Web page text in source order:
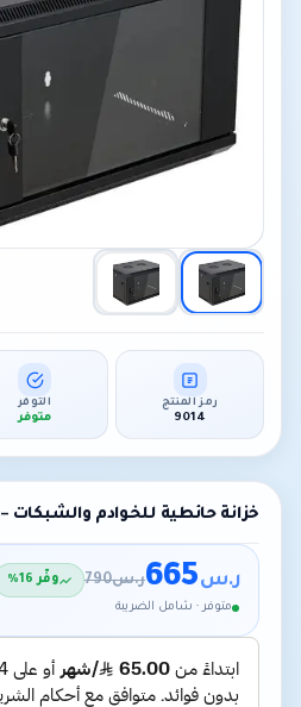
رمز المنتج
9014
التوفر
متوفر
خزانة حائطية للخوادم والشبكات – 9U، 600×600 مم
ر.س665ر.س790 وفّر 16%
متوفر · شامل الضريبة